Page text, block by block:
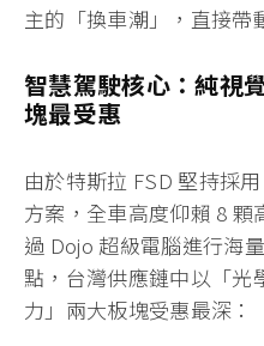
主的「換車潮」，直接帶
智慧駕駛核心：純視
塊最受惠
由於特斯拉 FSD 堅持採
方案，全車高度仰賴 8
過 Dojo 超級電腦進行海
點，台灣供應鏈中以「光
力」兩大板塊受惠最深：